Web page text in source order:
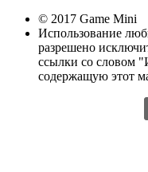
© 2017 Game Mini
Использование
разрешено
ссылки со словом
содержащую этот